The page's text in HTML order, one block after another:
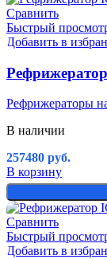
Сравнить
Быстрый
Добавить в
Рефрижераторы
В наличии
257480 руб.
В корзину
Сравнить
Быстрый
Добавить в